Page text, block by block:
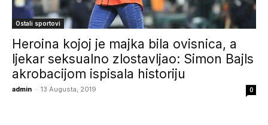
Ostali sportovi
Heroina kojoj je majka bila ovisnica, a
ljekar seksualno zlostavljao: Simon Bajls
akrobacijom ispisala historiju
admin - 13 Augusta, 2019 0